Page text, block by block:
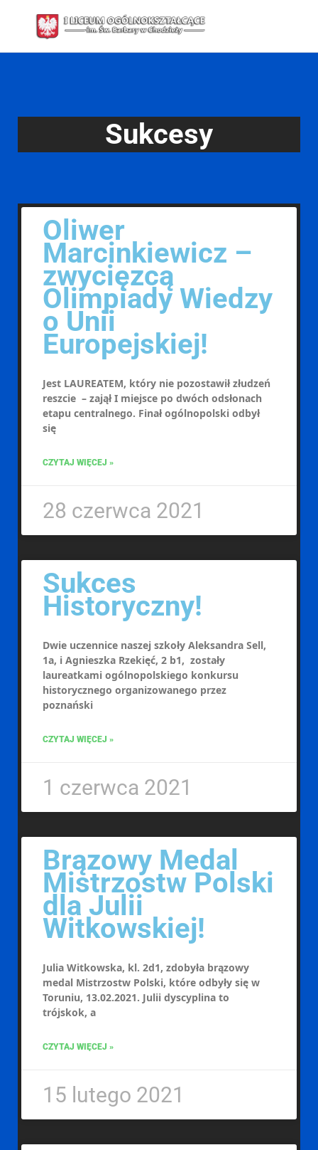
Sukcesy
Oliwer
Marcinkiewicz –
zwycięzcą
Olimpiady Wiedzy
o Unii
Europejskiej!
Jest LAUREATEM, który nie pozostawił złudzeń
reszcie – zajął I miejsce po dwóch odsłonach
etapu centralnego. Finał ogólnopolski odbył
się
CZYTAJ WIĘCEJ »
28 czerwca 2021
Sukces
Historyczny!
Dwie uczennice naszej szkoły Aleksandra Sell,
1a, i Agnieszka Rzekięć, 2 b1, zostały
laureatkami ogólnopolskiego konkursu
historycznego organizowanego przez
poznański
CZYTAJ WIĘCEJ »
1 czerwca 2021
Brązowy Medal
Mistrzostw Polski
dla Julii
Witkowskiej!
Julia Witkowska, kl. 2d1, zdobyła brązowy
medal Mistrzostw Polski, które odbyły się w
Toruniu, 13.02.2021. Julii dyscyplina to
trójskok, a
CZYTAJ WIĘCEJ »
15 lutego 2021